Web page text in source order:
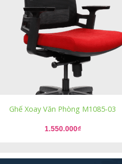
Ghế Xoay Văn Phòng M1085-03
1.550.000₫